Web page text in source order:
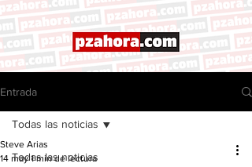
Entrada
Todas las noticias
Todas las noticias
Steve Arias
14 may 1 min de lectura